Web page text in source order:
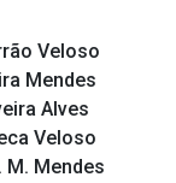
Veloso
Mendes
Alves
Veloso
M. Mendes